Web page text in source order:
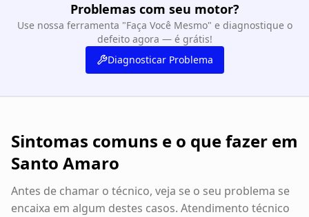
Problemas com seu motor?
Use nossa ferramenta "Faça Você Mesmo" e diagnostique o
defeito agora — é grátis!
Diagnosticar Problema
Sintomas comuns e o que fazer em
Santo Amaro
Antes de chamar o técnico, veja se o seu problema se
encaixa em algum destes casos. Atendimento técnico